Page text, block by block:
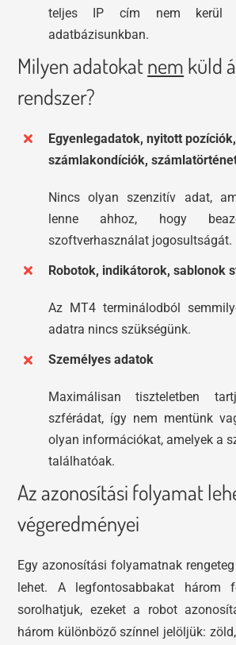
teljes IP cím nem kerül
adatbázisunkban.
Milyen adatokatnem küld
rendszer?
Egyenlegadatok, nyitott pozíciók,
számlakondíciók,
Nincs olyan szenzitív adat,
lenne ahhoz, hogy
szoftverhasználat jogosultságát.
Robotok, indikátorok, sablonok
Az MT4 terminálodból
adatra nincs szükségünk.
Személyes adatok
Maximálisan tiszteletben
szférádat, így nem mentünk
olyan információkat, amelyek a
találhatóak.
Az azonosítási folyamat
végeredményei
Egy azonosítási folyamatnak
lehet. A legfontosabbakat három
sorolhatjuk, ezeket a robot
három különböző színnel jelöljük: